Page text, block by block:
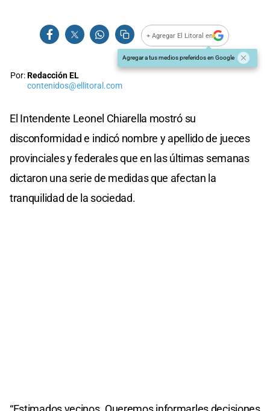
+ Agregar El Litoral en
Agregar a tus medios preferidos en Google
Por:Redacción EL
contenidos@ellitoral.com
El Intendente Leonel Chiarella mostró su
disconformidad e indicó nombre y apellido de jueces
provinciales y federales que en las últimas semanas
dictaron una serie de medidas que afectan la
tranquilidad de la sociedad.